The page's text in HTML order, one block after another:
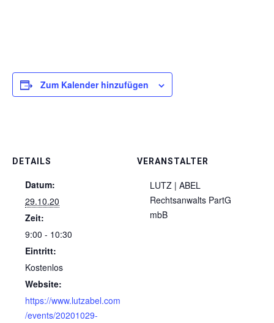
Zum Kalender hinzufügen
DETAILS
Datum:
29.10.20
Zeit:
9:00 - 10:30
Eintritt:
Kostenlos
Website:
https://www.lutzabel.com
/events/20201029-
VERANSTALTER
LUTZ | ABEL
Rechtsanwalts PartG
mbB